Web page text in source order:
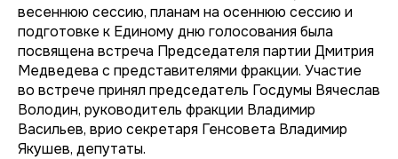
весеннюю сессию, планам на осеннюю сессию и
подготовке к Единому дню голосования была
посвящена встреча Председателя партии Дмитрия
Медведева с представителями фракции. Участие
во встрече принял председатель Госдумы Вячеслав
Володин, руководитель фракции Владимир
Васильев, врио секретаря Генсовета Владимир
Якушев, депутаты.